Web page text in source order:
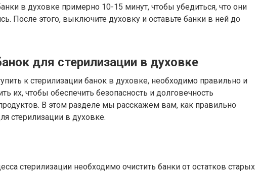
в духовке примерно 10-15 минут, чтобы убедиться, что они
После этого, выключите духовку и оставьте банки в ней до
для стерилизации в духовке
к стерилизации банок в духовке, необходимо правильно и
их, чтобы обеспечить безопасность и долговечность
В этом разделе мы расскажем вам, как правильно
стерилизации в духовке.
стерилизации необходимо очистить банки от остатков старых